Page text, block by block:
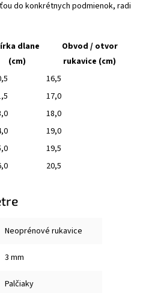
do konkrétnych podmienok, radi
dlane
(cm)
Obvod / otvor
rukavice (cm)
16,5
17,0
18,0
19,0
19,5
20,5
Neoprénové rukavice
3 mm
Palčiaky